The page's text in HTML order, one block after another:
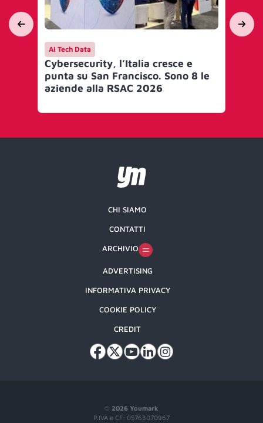
AI Tech Data
Cybersecurity, l’Italia cresce e
punta su San Francisco. Sono 8 le
aziende alla RSAC 2026
© 2026 Youmark
P.IVA e CF: 05763070967
CHI SIAMO
CONTATTI
ARCHIVIO
ADVERTISING
INFORMATIVA PRIVACY
COOKIE POLICY
CREDIT